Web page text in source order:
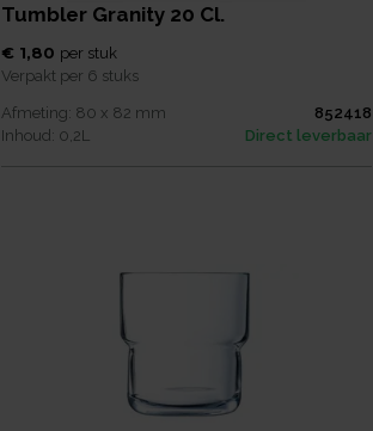
Tumbler Granity 20 Cl.
€ 1,80 per stuk
Verpakt per 6 stuks
Afmeting: 80 x 82 mm
Inhoud: 0,2L
852418
Direct leverbaar